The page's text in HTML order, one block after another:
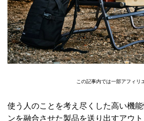
この記事内では一部アフィリ
使う人のことを考え尽くした高い機
ンを融合させた製品を送り出すアウ